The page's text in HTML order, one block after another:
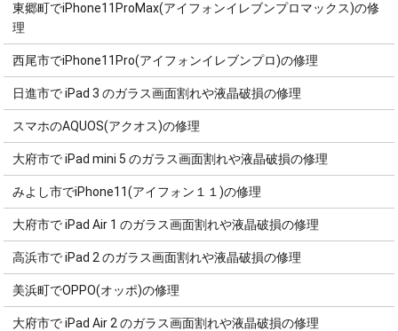
東郷町でiPhone11ProMax(アイフォンイレブンプロマックス)の修
理
西尾市でiPhone11Pro(アイフォンイレブンプロ)の修理
日進市で iPad 3 のガラス画面割れや液晶破損の修理
スマホのAQUOS(アクオス)の修理
大府市で iPad mini 5 のガラス画面割れや液晶破損の修理
みよし市でiPhone11(アイフォン１１)の修理
大府市で iPad Air 1 のガラス画面割れや液晶破損の修理
高浜市で iPad 2 のガラス画面割れや液晶破損の修理
美浜町でOPPO(オッポ)の修理
大府市で iPad Air 2 のガラス画面割れや液晶破損の修理